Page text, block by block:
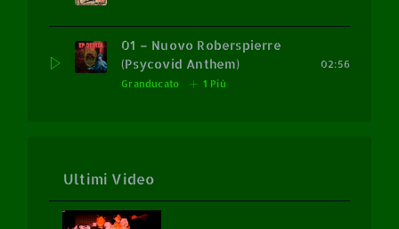
01 – Nuovo Roberspierre
(Psycovid Anthem)
Granducato 1 Più
02:56
Ultimi Video